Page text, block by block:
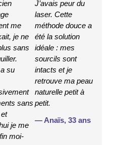
me
je ne
sans
su
sans
je me
moi-
J’avais peur du
laser. Cette
méthode douce a
été la solution
idéale : mes
sourcils sont
intacts et je
retrouve ma peau
naturelle petit à
petit.
— Anaïs, 33 ans